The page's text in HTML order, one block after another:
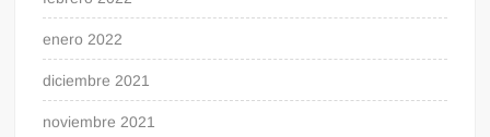
enero 2022
diciembre 2021
noviembre 2021